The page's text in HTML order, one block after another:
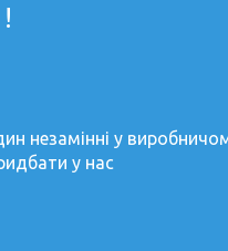
незамінні у
у нас